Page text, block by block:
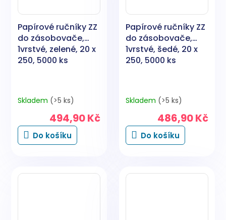
Papírové ručníky ZZ
do zásobovače,
1vrstvé, zelené, 20 x
250, 5000 ks
Skladem (>5 ks)
494,90 Kč
Do košíku
Papírové ručníky ZZ
do zásobovače,
1vrstvé, šedé, 20 x
250, 5000 ks
Skladem (>5 ks)
486,90 Kč
Do košíku